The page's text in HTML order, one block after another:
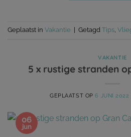
Geplaatst in Vakantie Getagd Tips,
VAKANTIE
5 x rustige stranden
GEPLAATST OP6 JUNI 2022
06
jun